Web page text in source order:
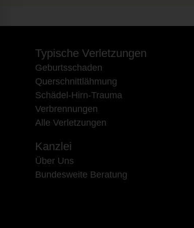
Typische Verletzungen
Geburtsschaden
Querschnittlähmung
Schädel-Hirn-Trauma
Verbrennungen
Alle Verletzungen
Kanzlei
Über Uns
Bundesweite Beratung